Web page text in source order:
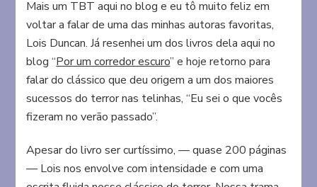
fizeram
no
verão
passado
Mais um TBT aqui no blog e eu tô muito feliz em
voltar a falar de uma das minhas autoras favoritas,
Lois Duncan. Já resenhei um dos livros dela aqui no
blog “Por um corredor escuro” e hoje retorno para
falar do clássico que deu origem a um dos maiores
sucessos do terror nas telinhas, “Eu sei o que vocês
fizeram no verão passado”.
Apesar do livro ser curtíssimo, — quase 200 páginas
— Lois nos envolve com intensidade e com uma